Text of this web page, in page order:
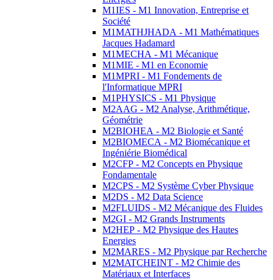
M1IES - M1 Innovation, Entreprise et
Société
M1MATHJHADA - M1 Mathématiques
Jacques Hadamard
M1MECHA - M1 Mécanique
M1MIE - M1 en Economie
M1MPRI - M1 Fondements de
l'Informatique MPRI
M1PHYSICS - M1 Physique
M2AAG - M2 Analyse, Arithmétique,
Géométrie
M2BIOHEA - M2 Biologie et Santé
M2BIOMECA - M2 Biomécanique et
Ingéniérie Biomédical
M2CFP - M2 Concepts en Physique
Fondamentale
M2CPS - M2 Système Cyber Physique
M2DS - M2 Data Science
M2FLUIDS - M2 Mécanique des Fluides
M2GI - M2 Grands Instruments
M2HEP - M2 Physique des Hautes
Energies
M2MARES - M2 Physique par Recherche
M2MATCHEINT - M2 Chimie des
Matériaux et Interfaces